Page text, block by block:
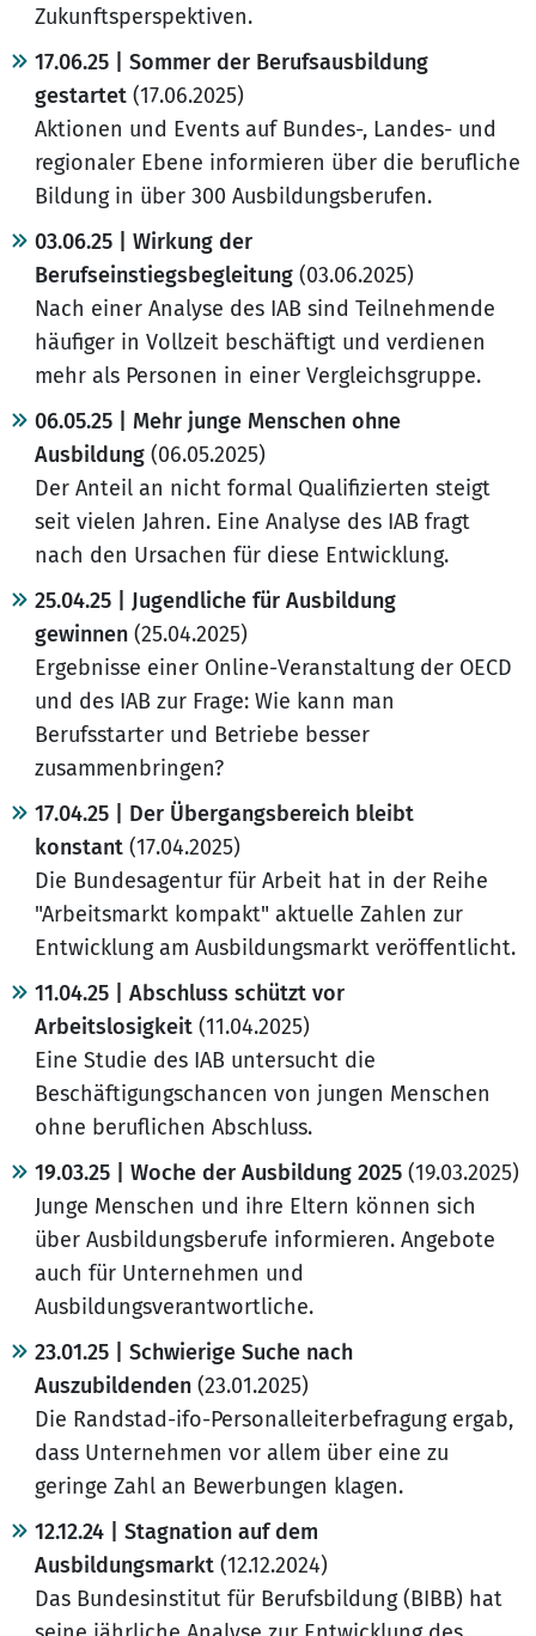
Zukunftsperspektiven.
17.06.25 | Sommer der Berufsausbildung
gestartet (17.06.2025)
Aktionen und Events auf Bundes-, Landes- und
regionaler Ebene informieren über die berufliche
Bildung in über 300 Ausbildungsberufen.
03.06.25 | Wirkung der
Berufseinstiegsbegleitung (03.06.2025)
Nach einer Analyse des IAB sind Teilnehmende
häufiger in Vollzeit beschäftigt und verdienen
mehr als Personen in einer Vergleichsgruppe.
06.05.25 | Mehr junge Menschen ohne
Ausbildung (06.05.2025)
Der Anteil an nicht formal Qualifizierten steigt
seit vielen Jahren. Eine Analyse des IAB fragt
nach den Ursachen für diese Entwicklung.
25.04.25 | Jugendliche für Ausbildung
gewinnen (25.04.2025)
Ergebnisse einer Online-Veranstaltung der OECD
und des IAB zur Frage: Wie kann man
Berufsstarter und Betriebe besser
zusammenbringen?
17.04.25 | Der Übergangsbereich bleibt
konstant (17.04.2025)
Die Bundesagentur für Arbeit hat in der Reihe
"Arbeitsmarkt kompakt" aktuelle Zahlen zur
Entwicklung am Ausbildungsmarkt veröffentlicht.
11.04.25 | Abschluss schützt vor
Arbeitslosigkeit (11.04.2025)
Eine Studie des IAB untersucht die
Beschäftigungschancen von jungen Menschen
ohne beruflichen Abschluss.
19.03.25 | Woche der Ausbildung 2025 (19.03.2025)
Junge Menschen und ihre Eltern können sich
über Ausbildungsberufe informieren. Angebote
auch für Unternehmen und
Ausbildungsverantwortliche.
23.01.25 | Schwierige Suche nach
Auszubildenden (23.01.2025)
Die Randstad-ifo-Personalleiterbefragung ergab,
dass Unternehmen vor allem über eine zu
geringe Zahl an Bewerbungen klagen.
12.12.24 | Stagnation auf dem
Ausbildungsmarkt (12.12.2024)
Das Bundesinstitut für Berufsbildung (BIBB) hat